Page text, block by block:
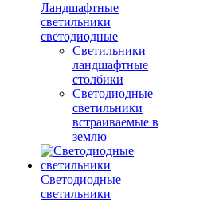
Ландшафтные
светильники
светодиодные
Светильники
ландшафтные
столбики
Светодиодные
светильники
встраиваемые в
землю
Светодиодные
светильники